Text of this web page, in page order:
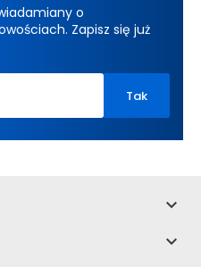
o
Zapisz się już

